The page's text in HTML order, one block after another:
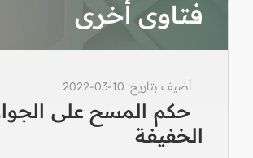
فتاوى أخرى
أضيف بتاريخ: 10-03-2022
حكم المسح على
الخفيفة